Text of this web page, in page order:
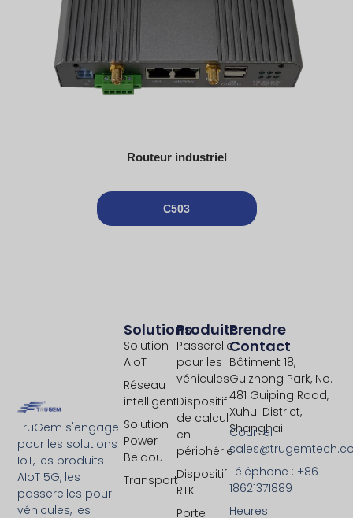
Routeur industriel
C503
TruGem s'engage
pour les solutions
IoT, les produits
AIoT 5G, les
passerelles pour
véhicules, les
Produits
Passerelle
pour les
véhicules
Dispositif
de calcul
en
périphérie
Dispositif
RTK
Porte
Solutions
Solution
AIoT
Réseau
intelligent
Solution
Power
Beidou
Transport
Prendre
Contact
Bâtiment 18,
Guizhong Park, No.
481 Guiping Road,
Xuhui District,
Shanghai
Courriel :
Téléphone : +86
18621371889
Heures